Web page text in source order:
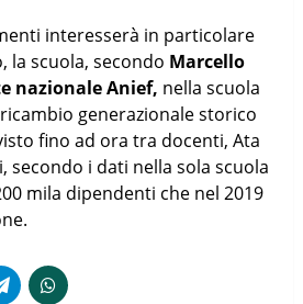
interesserà in particolare
la scuola, secondo Marcello
nazionale Anief, nella scuola
generazionale storico
fino ad ora tra docenti, Ata
secondo i dati nella sola scuola
mila dipendenti che nel 2019